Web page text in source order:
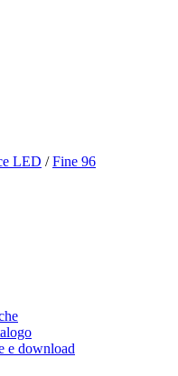
LED / Fine 96
e download